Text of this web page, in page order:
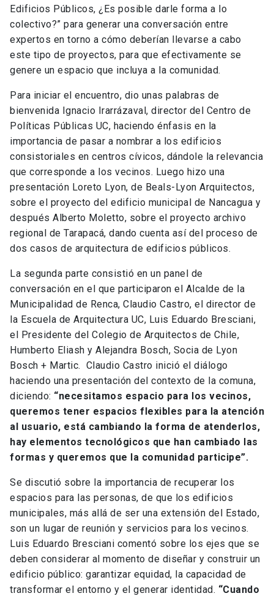
Edificios Públicos, ¿Es posible darle forma a lo
colectivo?” para generar una conversación entre
expertos en torno a cómo deberían llevarse a cabo
este tipo de proyectos, para que efectivamente se
genere un espacio que incluya a la comunidad.
Para iniciar el encuentro, dio unas palabras de
bienvenida Ignacio Irarrázaval, director del Centro de
Políticas Públicas UC, haciendo énfasis en la
importancia de pasar a nombrar a los edificios
consistoriales en centros cívicos, dándole la relevancia
que corresponde a los vecinos. Luego hizo una
presentación Loreto Lyon, de Beals-Lyon Arquitectos,
sobre el proyecto del edificio municipal de Nancagua y
después Alberto Moletto, sobre el proyecto archivo
regional de Tarapacá, dando cuenta así del proceso de
dos casos de arquitectura de edificios públicos.
La segunda parte consistió en un panel de
conversación en el que participaron el Alcalde de la
Municipalidad de Renca, Claudio Castro, el director de
la Escuela de Arquitectura UC, Luis Eduardo Bresciani,
el Presidente del Colegio de Arquitectos de Chile,
Humberto Eliash y Alejandra Bosch, Socia de Lyon
Bosch + Martic. Claudio Castro inició el diálogo
haciendo una presentación del contexto de la comuna,
diciendo: “necesitamos espacio para los vecinos,
queremos tener espacios flexibles para la atención
al usuario, está cambiando la forma de atenderlos,
hay elementos tecnológicos que han cambiado las
formas y queremos que la comunidad participe”.
Se discutió sobre la importancia de recuperar los
espacios para las personas, de que los edificios
municipales, más allá de ser una extensión del Estado,
son un lugar de reunión y servicios para los vecinos.
Luis Eduardo Bresciani comentó sobre los ejes que se
deben considerar al momento de diseñar y construir un
edificio público: garantizar equidad, la capacidad de
transformar el entorno y el generar identidad. “Cuando